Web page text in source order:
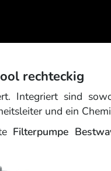
rechteckig
Integriert sind
und ein
Filterpumpe